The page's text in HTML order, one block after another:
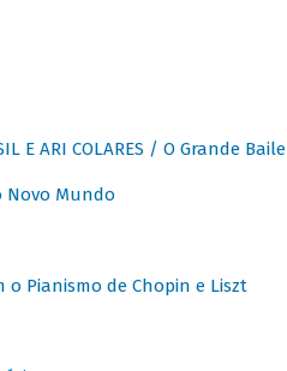
E ARI COLARES / O Grande Baile
Novo Mundo
o Pianismo de Chopin e Liszt